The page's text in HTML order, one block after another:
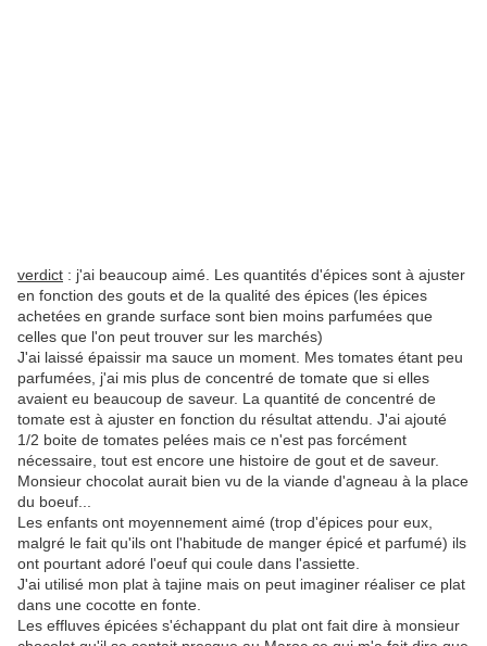
verdict : j'ai beaucoup aimé. Les quantités d'épices sont à ajuster
en fonction des gouts et de la qualité des épices (les épices
achetées en grande surface sont bien moins parfumées que
celles que l'on peut trouver sur les marchés)
J'ai laissé épaissir ma sauce un moment. Mes tomates étant peu
parfumées, j'ai mis plus de concentré de tomate que si elles
avaient eu beaucoup de saveur. La quantité de concentré de
tomate est à ajuster en fonction du résultat attendu. J'ai ajouté
1/2 boite de tomates pelées mais ce n'est pas forcément
nécessaire, tout est encore une histoire de gout et de saveur.
Monsieur chocolat aurait bien vu de la viande d'agneau à la place
du boeuf...
Les enfants ont moyennement aimé (trop d'épices pour eux,
malgré le fait qu'ils ont l'habitude de manger épicé et parfumé) ils
ont pourtant adoré l'oeuf qui coule dans l'assiette.
J'ai utilisé mon plat à tajine mais on peut imaginer réaliser ce plat
dans une cocotte en fonte.
Les effluves épicées s'échappant du plat ont fait dire à monsieur